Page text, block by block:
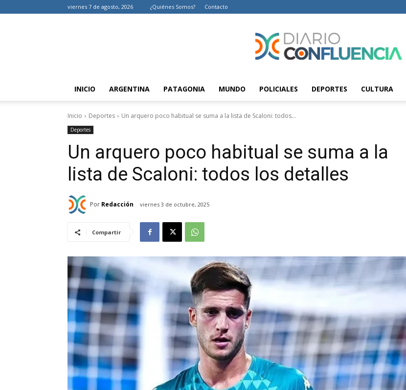
viernes 7 de agosto, 2026 ¿Quiénes Somos? Contacto
Diario
Confluencia
Noticias
de
INICIO ARGENTINA PATAGONIA MUNDO POLICIALES DEPORTES CULTURA
Inicio Deportes Un arquero poco habitual se suma a la lista de Scaloni: todos...
Deportes
Un arquero poco habitual se suma a la
lista de Scaloni: todos los detalles
Por Redacción viernes 3 de octubre, 2025
Compartir